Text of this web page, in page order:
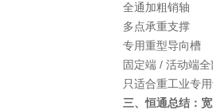
全通加粗销轴
多点承重支撑
专用重型导向槽
固定端 / 活动端
只适合重工业专
三、恒通总结：